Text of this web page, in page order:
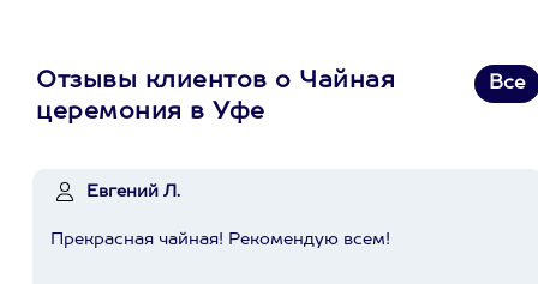
Отзывы клиентов о Чайная
церемония в Уфе
Все
Евгений Л.
Прекрасная чайная! Рекомендую всем!